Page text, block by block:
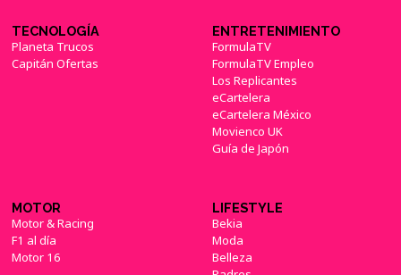
TECNOLOGÍA
Planeta Trucos
Capitán Ofertas
ENTRETENIMIENTO
FormulaTV
FormulaTV Empleo
Los Replicantes
eCartelera
eCartelera México
Movienco UK
Guía de Japón
MOTOR
Motor & Racing
F1 al día
Motor 16
LIFESTYLE
Bekia
Moda
Belleza